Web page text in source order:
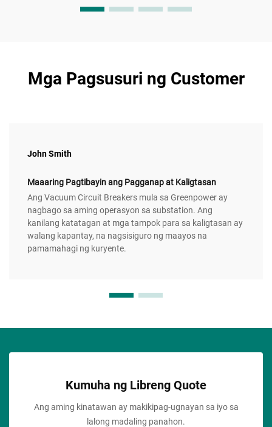
Mga Pagsusuri ng Customer
John Smith
Maaaring Pagtibayin ang Pagganap at Kaligtasan
Ang Vacuum Circuit Breakers mula sa Greenpower ay
nagbago sa aming operasyon sa substation. Ang
kanilang katatagan at mga tampok para sa kaligtasan ay
walang kapantay, na nagsisiguro ng maayos na
pamamahagi ng kuryente.
Kumuha ng Libreng Quote
Ang aming kinatawan ay makikipag-ugnayan sa iyo sa
lalong madaling panahon.